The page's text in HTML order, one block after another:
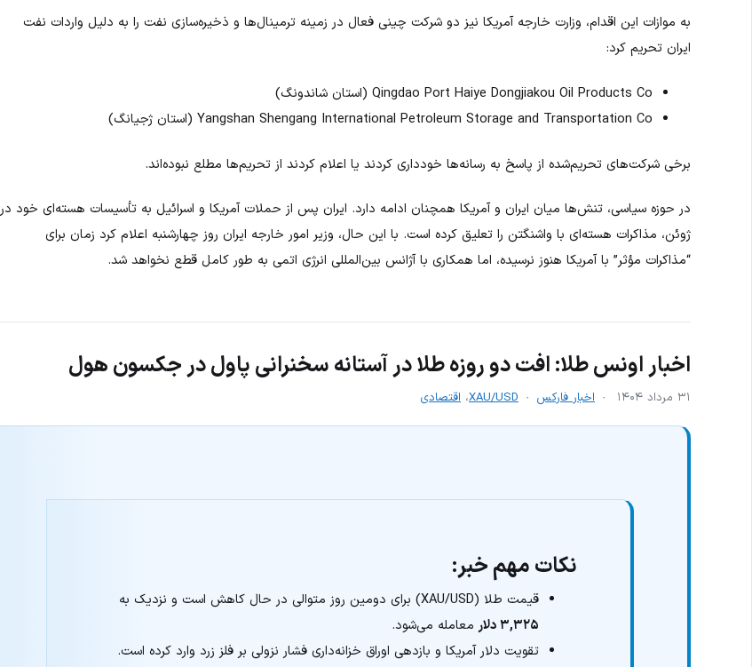
به موازات این اقدام، وزارت خارجه آمریکا نیز دو شرکت چینی فعال در زمینه ترمینال‌ها و ذخیره‌سازی نفت را به دلیل واردات نفت
ایران تحریم کرد:
Qingdao Port Haiye Dongjiakou Oil Products Co (استان شاندونگ)
Yangshan Shengang International Petroleum Storage and Transportation Co (استان ژجیانگ)
برخی شرکت‌های تحریم‌شده از پاسخ به رسانه‌ها خودداری کردند یا اعلام کردند از تحریم‌ها مطلع نبوده‌اند.
در حوزه سیاسی، تنش‌ها میان ایران و آمریکا همچنان ادامه دارد. ایران پس از حملات آمریکا و اسرائیل به تأسیسات هسته‌ای خود در
ژوئن، مذاکرات هسته‌ای با واشنگتن را تعلیق کرده است. با این حال، وزیر امور خارجه ایران روز چهارشنبه اعلام کرد زمان برای
“مذاکرات مؤثر” با آمریکا هنوز نرسیده، اما همکاری با آژانس بین‌المللی انرژی اتمی به طور کامل قطع نخواهد شد.
اخبار اونس طلا: افت دو روزه طلا در آستانه سخنرانی پاول در جکسون هول
۳۱ مرداد ۱۴۰۴ اخبار فارکس XAU/USD، اقتصادی
نکات مهم خبر:
قیمت طلا (XAU/USD) برای دومین روز متوالی در حال کاهش است و نزدیک به
۳,۳۲۵ دلار
معامله می‌شود.
تقویت دلار آمریکا و بازدهی اوراق خزانه‌داری فشار نزولی بر فلز زرد وارد کرده است.